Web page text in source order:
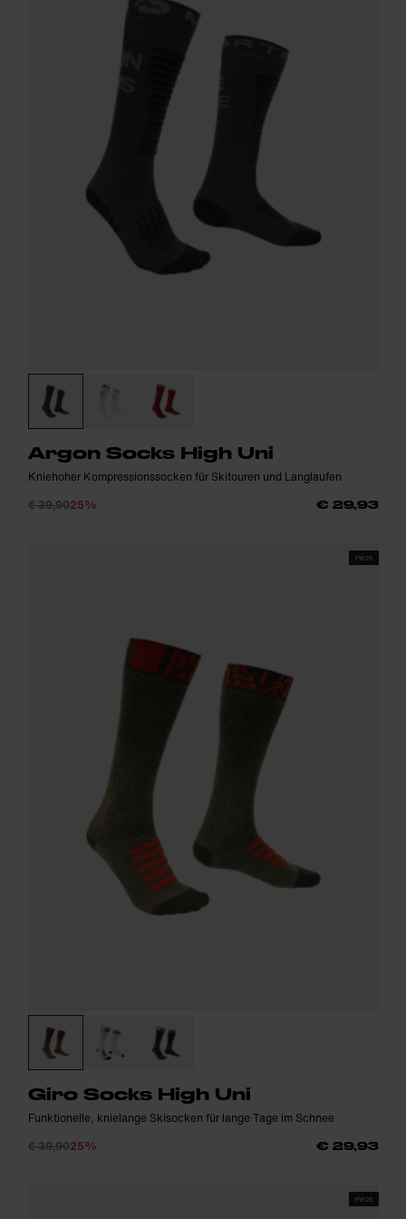
Argon Socks High Uni
Kniehoher Kompressionssocken für Skitouren und Langlaufen
€ 39,9025% € 29,93
FW25
Giro Socks High Uni
Funktionelle, knielange Skisocken für lange Tage im Schnee
€ 39,9025% € 29,93
FW25